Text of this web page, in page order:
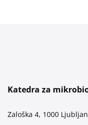
Katedra za
Zaloška 4, 1000